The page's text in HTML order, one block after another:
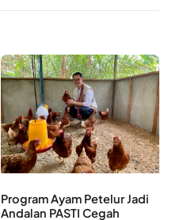
Program Ayam Petelur Jadi
Andalan PASTI Cegah